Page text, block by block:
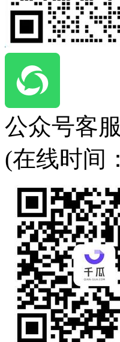
公众号客服
(在线时间：